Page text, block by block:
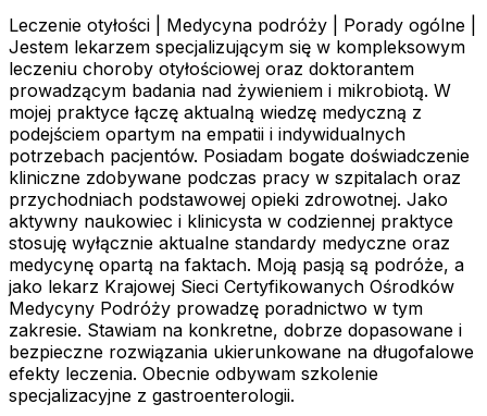
Leczenie otyłości | Medycyna podróży | Porady ogólne |
Jestem lekarzem specjalizującym się w kompleksowym
leczeniu choroby otyłościowej oraz doktorantem
prowadzącym badania nad żywieniem i mikrobiotą. W
mojej praktyce łączę aktualną wiedzę medyczną z
podejściem opartym na empatii i indywidualnych
potrzebach pacjentów. Posiadam bogate doświadczenie
kliniczne zdobywane podczas pracy w szpitalach oraz
przychodniach podstawowej opieki zdrowotnej. Jako
aktywny naukowiec i klinicysta w codziennej praktyce
stosuję wyłącznie aktualne standardy medyczne oraz
medycynę opartą na faktach. Moją pasją są podróże, a
jako lekarz Krajowej Sieci Certyfikowanych Ośrodków
Medycyny Podróży prowadzę poradnictwo w tym
zakresie. Stawiam na konkretne, dobrze dopasowane i
bezpieczne rozwiązania ukierunkowane na długofalowe
efekty leczenia. Obecnie odbywam szkolenie
specjalizacyjne z gastroenterologii.